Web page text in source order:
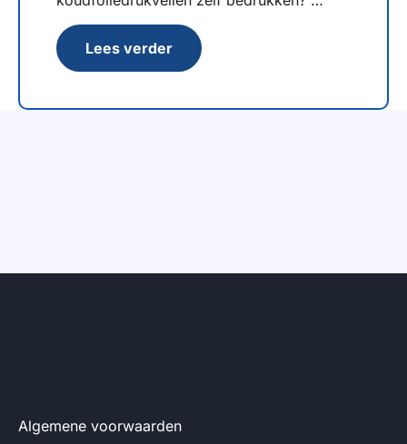
Lees verder
Algemene voorwaarden